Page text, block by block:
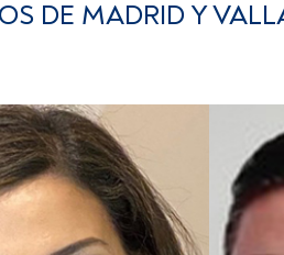
DE MADRID Y